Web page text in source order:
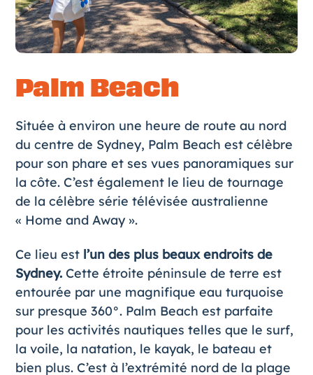
Palm Beach
Située à environ une heure de route au nord
du centre de Sydney, Palm Beach est célèbre
pour son phare et ses vues panoramiques sur
la côte. C’est également le lieu de tournage
de la célèbre série télévisée australienne
« Home and Away ».
Ce lieu est l’un des plus beaux endroits de
Sydney. Cette étroite péninsule de terre est
entourée par une magnifique eau turquoise
sur presque 360°. Palm Beach est parfaite
pour les activités nautiques telles que le surf,
la voile, la natation, le kayak, le bateau et
bien plus. C’est à l’extrémité nord de la plage